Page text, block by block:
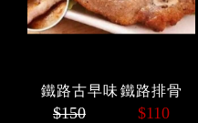
鐵路古早味 鐵路排骨
$150 $110